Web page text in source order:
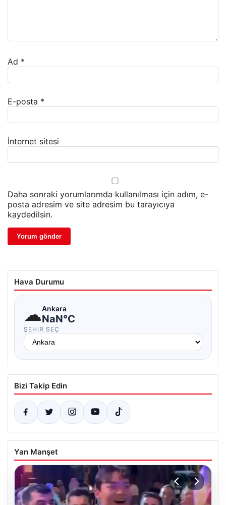
Ad *
E-posta *
İnternet sitesi
Daha sonraki yorumlarımda kullanılması için adım, e-
posta adresim ve site adresim bu tarayıcıya
kaydedilsin.
Hava Durumu
☁Ankara
NaN°C
ŞEHIR SEÇ
Bizi Takip Edin
Yan Manşet